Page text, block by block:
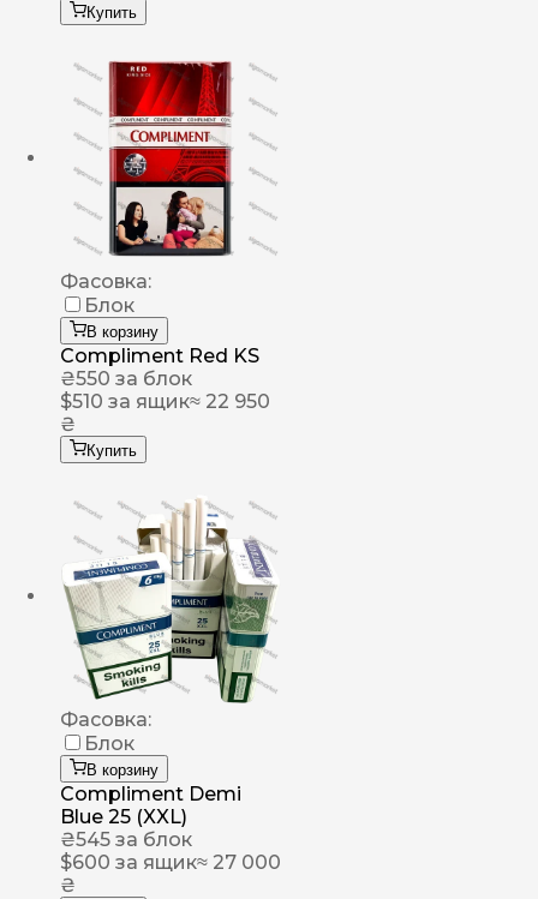
Купить
Фасовка:
Блок
В корзину
Compliment Red KS
₴550 за блок
$510 за ящик≈ 22 950
₴
Купить
Фасовка:
Блок
В корзину
Compliment Demi
Blue 25 (XXL)
₴545 за блок
$600 за ящик≈ 27 000
₴